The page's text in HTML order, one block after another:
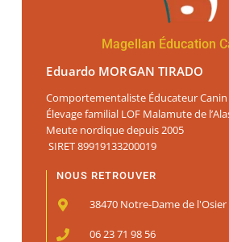
Magellan Éducation
Eduardo MORGAN TIRADO
Comportementaliste Éducateur Canin
Élevage familial LOF Malamute de
Meute nordique depuis 2005
SIRET 89919133200019
NOUS RETROUVER
38470 Notre-Dame de l'Osier
06 23 71 98 56